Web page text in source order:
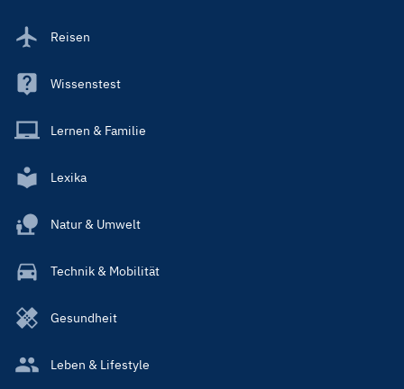
Reisen
Wissenstest
Lernen & Familie
Lexika
Natur & Umwelt
Technik & Mobilität
Gesundheit
Leben & Lifestyle